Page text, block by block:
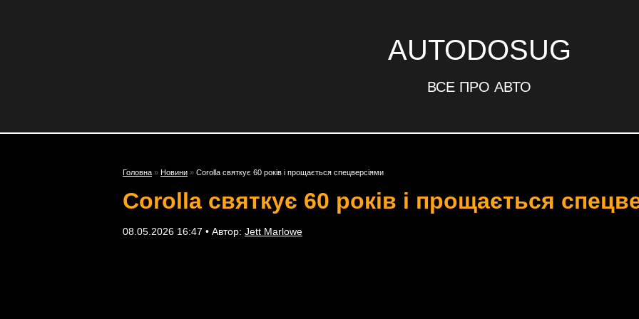
AUTODOSUG
ВСЕ ПРО АВТО
Головна » Новини » Corolla святкує 60 років і прощається спецверсіями
Corolla святкує 60 років і прощається
08.05.2026 16:47 • Автор: Jett Marlowe